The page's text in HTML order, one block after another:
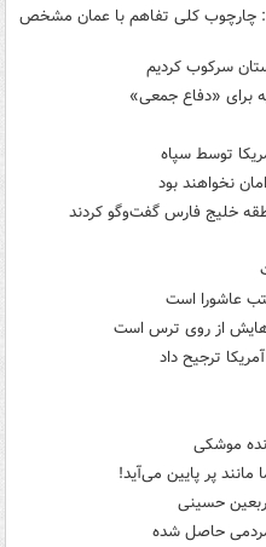
کلی تفاهم با عمان مشخص
سرکوب کردیم
برای «دفاع جمعی»
توسط سپاه
نخواهند بود
خلیج فارس گفت‌وگو کردند
عاشورا است
از روی ترس است
ترجیح داد
موشکی
پر پایین می‌آید!
حسینی
مردمی حاصل شده